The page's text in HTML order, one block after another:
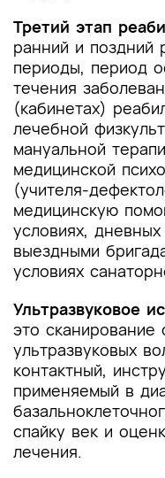
Третий этап
ранний и поздний
периоды, период
течения
(кабинетах)
лечебной
мануальной
медицинской
(учителя-
медицинскую
условиях,
выездными
условиях
Ультразвуковое
это сканирование
ультразвуковых
контактный,
применяемый в
спайку век и
лечения.